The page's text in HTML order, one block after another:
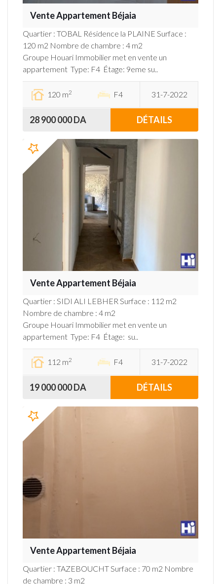
Vente Appartement Béjaia
Quartier : TOBAL Résidence la PLAINE Surface :
120 m2 Nombre de chambre : 4 m2
Groupe Houari Immobilier met en vente un
appartement Type: F4 Étage: 9eme su..
120 m2 F4 31-7-2022
28 900 000 DA DÉTAILS
Vente Appartement Béjaia
Quartier : SIDI ALI LEBHER Surface : 112 m2
Nombre de chambre : 4 m2
Groupe Houari Immobilier met en vente un
appartement Type: F4 Étage: su..
112 m2 F4 31-7-2022
19 000 000 DA DÉTAILS
Vente Appartement Béjaia
Quartier : TAZEBOUCHT Surface : 70 m2 Nombre
de chambre : 3 m2